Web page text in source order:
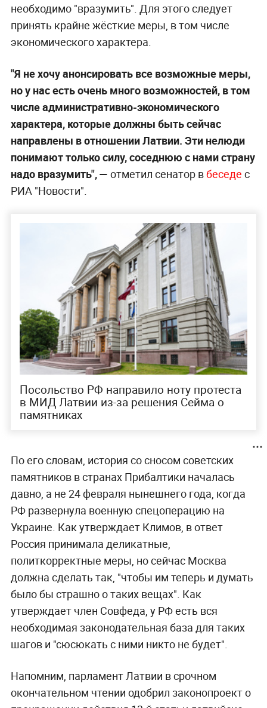
необходимо "вразумить". Для этого следует
принять крайне жёсткие меры, в том числе
экономического характера.
"Я не хочу анонсировать все возможные меры,
но у нас есть очень много возможностей, в том
числе административно-экономического
характера, которые должны быть сейчас
направлены в отношении Латвии. Эти нелюди
понимают только силу, соседнюю с нами страну
надо вразумить", — отметил сенатор вбеседе с
РИА "Новости".
Посольство РФ направило ноту протеста
в МИД Латвии из-за решения Сейма о
памятниках
По его словам, история со сносом советских
памятников в странах Прибалтики началась
давно, а не 24 февраля нынешнего года, когда
РФ развернула военную спецоперацию на
Украине. Как утверждает Климов, в ответ
Россия принимала деликатные,
политкорректные меры, но сейчас Москва
должна сделать так, "чтобы им теперь и думать
было бы страшно о таких вещах". Как
утверждает член Совфеда, у РФ есть вся
необходимая законодательная база для таких
шагов и "сюсюкать с ними никто не будет".
Напомним, парламент Латвии в срочном
окончательном чтении одобрил законопроект о